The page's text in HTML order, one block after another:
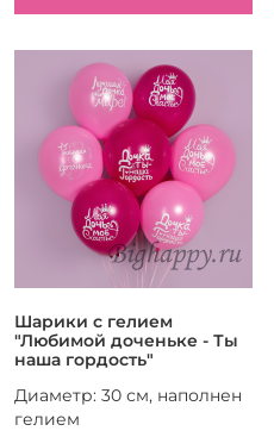
Шарики с гелием
"Любимой доченьке - Ты
наша гордость"
Диаметр: 30 см, наполнен
гелием